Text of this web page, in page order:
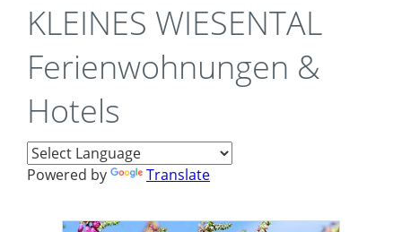
KLEINES WIESENTAL
Ferienwohnungen &
Hotels
Powered by Translate